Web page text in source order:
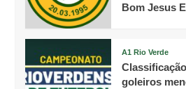
Bom Jesus
A1 Rio Verde
goleiros